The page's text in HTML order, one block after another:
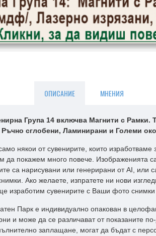
ОПИСАНИЕ МНЕНИЯ
Група 14 включва Магнити с Рамки.
Ръчно сглобени, Ламинирани и Големи
някои от сувенирите, които изработваме
да покажем много повече. Изображенията
са нарисувани или генерирани от AI, или
Ако желаете, изпратете ни нови
изработим сувенирите с Ваши фото снимки
Парк е индивидуално опакован в
и може да се различават от показаните
заплащане, могат да бъдат с